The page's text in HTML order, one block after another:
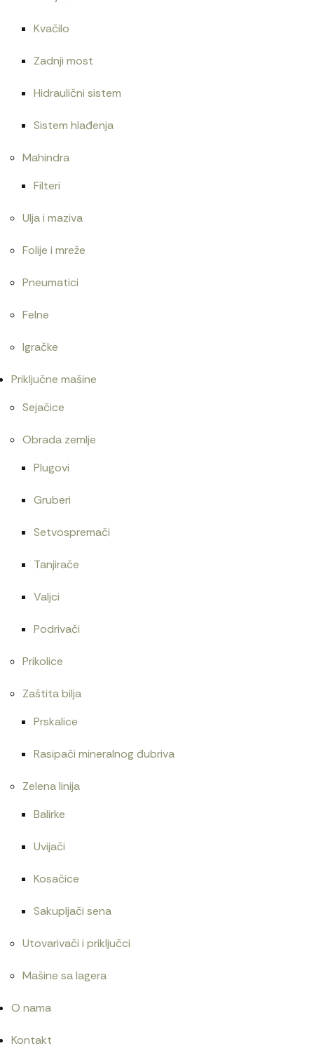
Kvačilo
Zadnji most
Hidraulični sistem
Sistem hlađenja
Mahindra
Filteri
Ulja i maziva
Folije i mreže
Pneumatici
Felne
Igračke
Priključne mašine
Sejačice
Obrada zemlje
Plugovi
Gruberi
Setvospremači
Tanjirače
Valjci
Podrivači
Prikolice
Zaštita bilja
Prskalice
Rasipači mineralnog đubriva
Zelena linija
Balirke
Uvijači
Kosačice
Sakupljači sena
Utovarivači i priključci
Mašine sa lagera
O nama
Kontakt